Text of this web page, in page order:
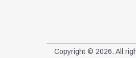
Copyright © 2026. All